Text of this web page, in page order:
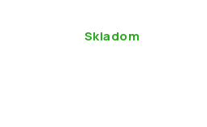
Skladom